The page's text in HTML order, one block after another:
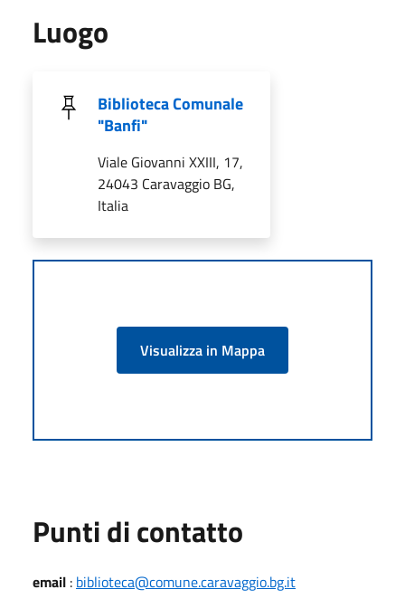
Luogo
Biblioteca Comunale
"Banfi"
Viale Giovanni XXIII, 17,
24043 Caravaggio BG,
Italia
Visualizza in Mappa
Punti di contatto
email : biblioteca@comune.caravaggio.bg.it